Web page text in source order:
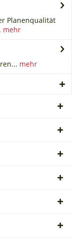
Planenqualität
mehr
mehr